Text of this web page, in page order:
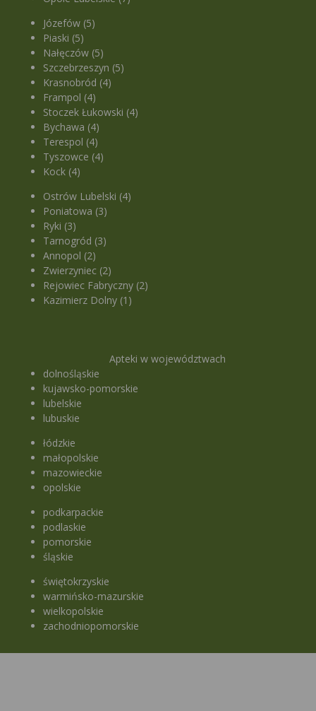
Józefów (5)
Piaski (5)
Nałęczów (5)
Szczebrzeszyn (5)
Krasnobród (4)
Frampol (4)
Stoczek Łukowski (4)
Bychawa (4)
Terespol (4)
Tyszowce (4)
Kock (4)
Ostrów Lubelski (4)
Poniatowa (3)
Ryki (3)
Tarnogród (3)
Annopol (2)
Zwierzyniec (2)
Rejowiec Fabryczny (2)
Kazimierz Dolny (1)
Apteki w województwach
dolnośląskie
kujawsko-pomorskie
lubelskie
lubuskie
łódzkie
małopolskie
mazowieckie
opolskie
podkarpackie
podlaskie
pomorskie
śląskie
świętokrzyskie
warmińsko-mazurskie
wielkopolskie
zachodniopomorskie